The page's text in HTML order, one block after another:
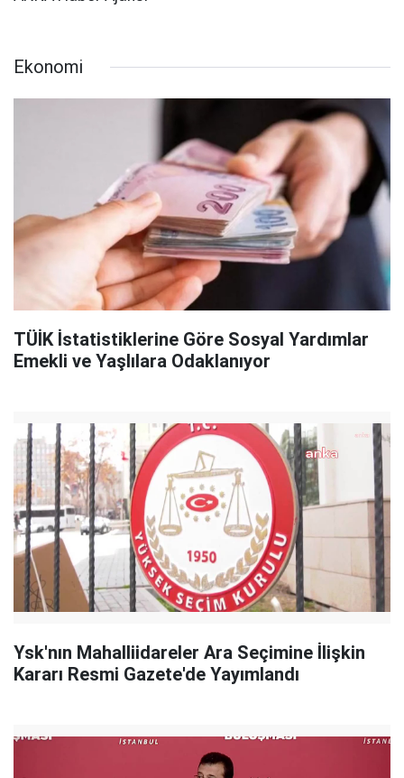
Ekonomi
TÜİK İstatistiklerine Göre Sosyal Yardımlar
Emekli ve Yaşlılara Odaklanıyor
Ysk'nın Mahalliidareler Ara Seçimine İlişkin
Kararı Resmi Gazete'de Yayımlandı